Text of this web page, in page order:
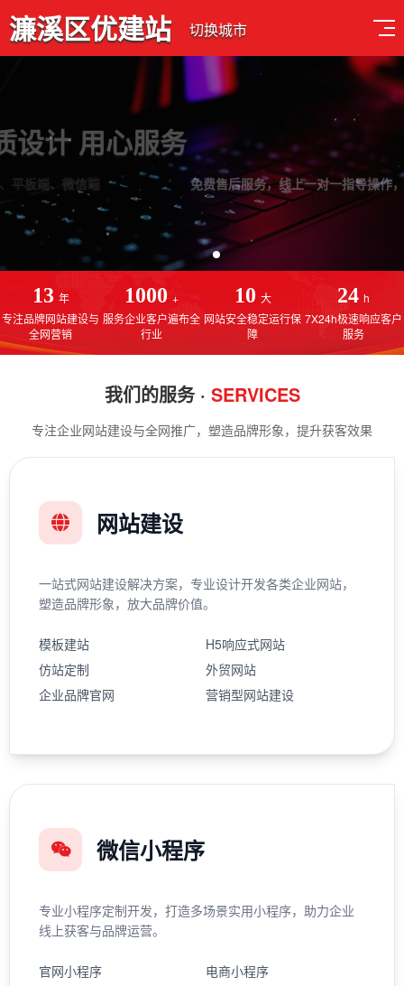
濂溪区优建站 切换城市
品质设计 用心服务
免费售后服务，线上一对一指导操作，建站更简单
13 年
专注品牌网站建设与
全网营销
1000 +
服务企业客户遍布全
行业
10 大
网站安全稳定运行保
障
24 h
7X24h极速响应客户
服务
我们的服务 · SERVICES
专注企业网站建设与全网推广，塑造品牌形象，提升获客效果
网站建设
一站式网站建设解决方案，专业设计开发各类企业网站，
塑造品牌形象，放大品牌价值。
模板建站
H5响应式网站
仿站定制
外贸网站
企业品牌官网
营销型网站建设
微信小程序
专业小程序定制开发，打造多场景实用小程序，助力企业
线上获客与品牌运营。
官网小程序
电商小程序